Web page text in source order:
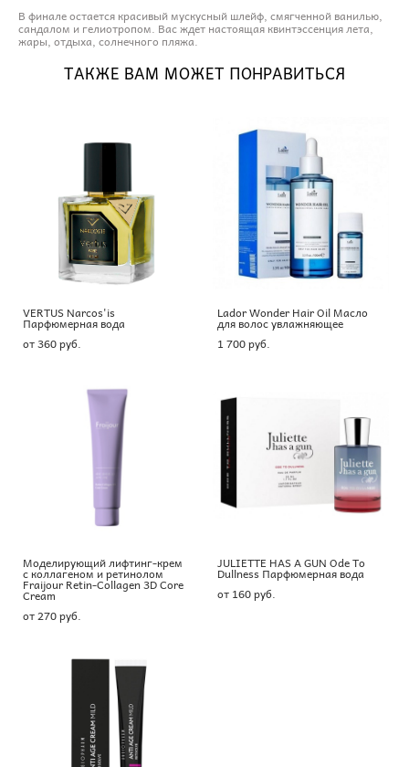
В финале остается красивый мускусный шлейф, смягченной ванилью,
сандалом и гелиотропом. Вас ждет настоящая квинтэссенция лета,
жары, отдыха, солнечного пляжа.
ТАКЖЕ ВАМ МОЖЕТ ПОНРАВИТЬСЯ
VERTUS Narcos'is
Парфюмерная вода
от 360 pуб.
Lador Wonder Hair Oil Масло
для волос увлажняющее
1 700 pуб.
Моделирующий лифтинг-крем
c коллагеном и ретинолом
Fraijour Retin-Collagen 3D Core
Cream
от 270 pуб.
JULIETTE HAS A GUN Ode To
Dullness Парфюмерная вода
от 160 pуб.